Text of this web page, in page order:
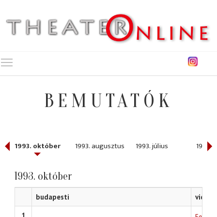
BEMUTATÓK
1993. október 1993. augusztus 1993. július 1993.
1993. október
budapesti
vidéki